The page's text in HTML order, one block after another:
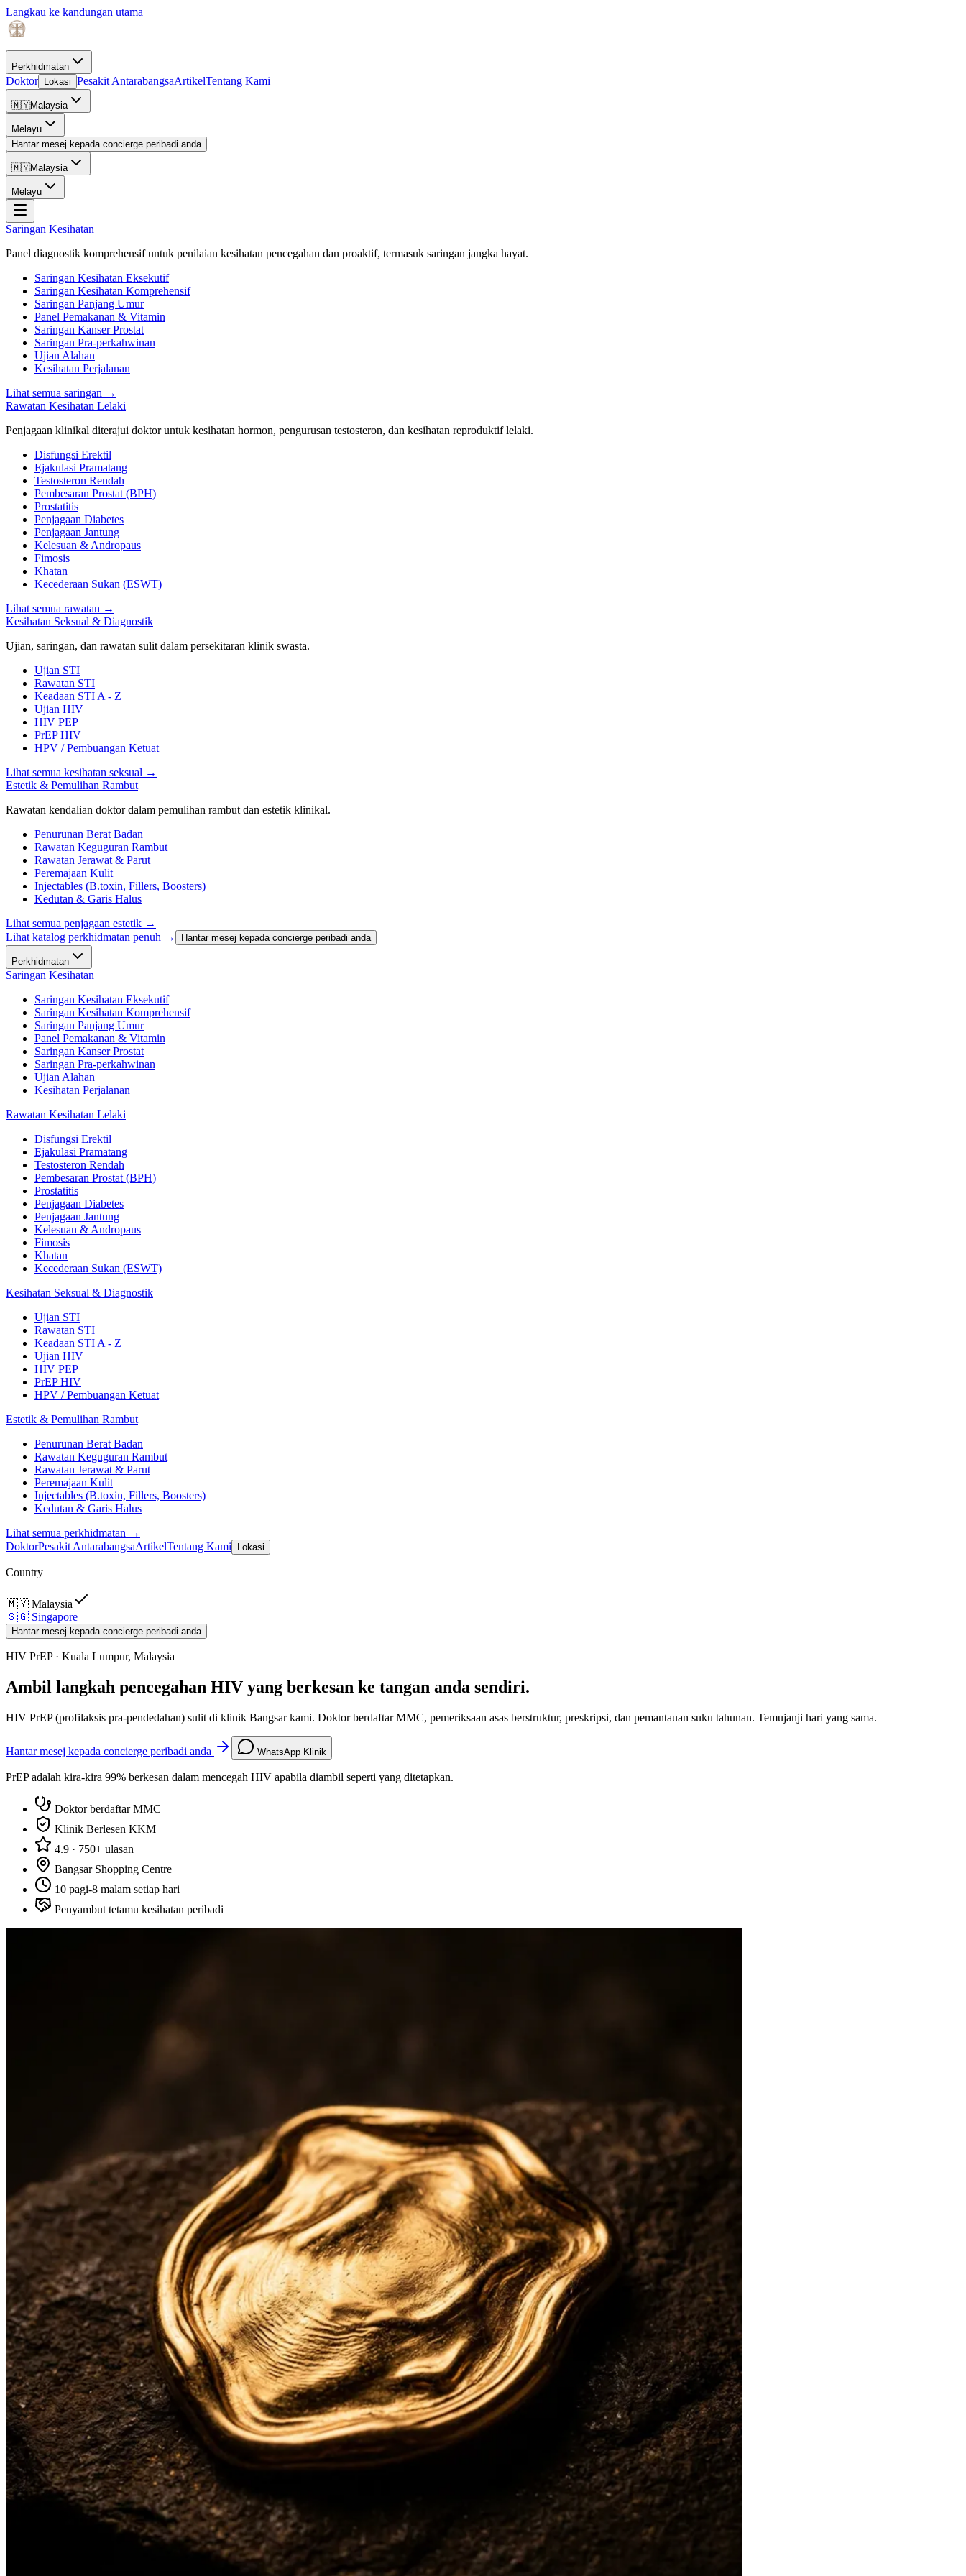
Langkau ke kandungan utama
Perkhidmatan
Doktor Lokasi Pesakit AntarabangsaArtikelTentang Kami
🇲🇾Malaysia
Melayu
Hantar mesej kepada concierge peribadi anda
🇲🇾Malaysia
Melayu
Saringan Kesihatan
Panel diagnostik komprehensif untuk penilaian kesihatan pencegahan dan proaktif, termasuk saringan jangka hayat.
Saringan Kesihatan Eksekutif
Saringan Kesihatan Komprehensif
Saringan Panjang Umur
Panel Pemakanan & Vitamin
Saringan Kanser Prostat
Saringan Pra-perkahwinan
Ujian Alahan
Kesihatan Perjalanan
Lihat semua saringan →
Rawatan Kesihatan Lelaki
Penjagaan klinikal diterajui doktor untuk kesihatan hormon, pengurusan testosteron, dan kesihatan reproduktif lelaki.
Disfungsi Erektil
Ejakulasi Pramatang
Testosteron Rendah
Pembesaran Prostat (BPH)
Prostatitis
Penjagaan Diabetes
Penjagaan Jantung
Kelesuan & Andropaus
Fimosis
Khatan
Kecederaan Sukan (ESWT)
Lihat semua rawatan →
Kesihatan Seksual & Diagnostik
Ujian, saringan, dan rawatan sulit dalam persekitaran klinik swasta.
Ujian STI
Rawatan STI
Keadaan STI A - Z
Ujian HIV
HIV PEP
PrEP HIV
HPV / Pembuangan Ketuat
Lihat semua kesihatan seksual →
Estetik & Pemulihan Rambut
Rawatan kendalian doktor dalam pemulihan rambut dan estetik klinikal.
Penurunan Berat Badan
Rawatan Keguguran Rambut
Rawatan Jerawat & Parut
Peremajaan Kulit
Injectables (B.toxin, Fillers, Boosters)
Kedutan & Garis Halus
Lihat semua penjagaan estetik →
Lihat katalog perkhidmatan penuh →
Hantar mesej kepada concierge peribadi anda
Perkhidmatan
Saringan Kesihatan
Saringan Kesihatan Eksekutif
Saringan Kesihatan Komprehensif
Saringan Panjang Umur
Panel Pemakanan & Vitamin
Saringan Kanser Prostat
Saringan Pra-perkahwinan
Ujian Alahan
Kesihatan Perjalanan
Rawatan Kesihatan Lelaki
Disfungsi Erektil
Ejakulasi Pramatang
Testosteron Rendah
Pembesaran Prostat (BPH)
Prostatitis
Penjagaan Diabetes
Penjagaan Jantung
Kelesuan & Andropaus
Fimosis
Khatan
Kecederaan Sukan (ESWT)
Kesihatan Seksual & Diagnostik
Ujian STI
Rawatan STI
Keadaan STI A - Z
Ujian HIV
HIV PEP
PrEP HIV
HPV / Pembuangan Ketuat
Estetik & Pemulihan Rambut
Penurunan Berat Badan
Rawatan Keguguran Rambut
Rawatan Jerawat & Parut
Peremajaan Kulit
Injectables (B.toxin, Fillers, Boosters)
Kedutan & Garis Halus
Lihat semua perkhidmatan →
DoktorPesakit AntarabangsaArtikelTentang Kami Lokasi
Country
🇲🇾 Malaysia
🇸🇬 Singapore
Hantar mesej kepada concierge peribadi anda
HIV PrEP · Kuala Lumpur, Malaysia
Ambil langkah pencegahan HIV yang berkesan ke tangan anda sendiri.
HIV PrEP (profilaksis pra-pendedahan) sulit di klinik Bangsar kami. Doktor berdaftar MMC, pemeriksaan asas berstruktur, preskripsi, dan pemantauan suku tahunan. Temujanji hari yang sama.
Hantar mesej kepada concierge peribadi anda WhatsApp Klinik
PrEP adalah kira-kira 99% berkesan dalam mencegah HIV apabila diambil seperti yang ditetapkan.
Doktor berdaftar MMC
Klinik Berlesen KKM
4.9 · 750+ ulasan
Bangsar Shopping Centre
10 pagi-8 malam setiap hari
Penyambut tetamu kesihatan peribadi